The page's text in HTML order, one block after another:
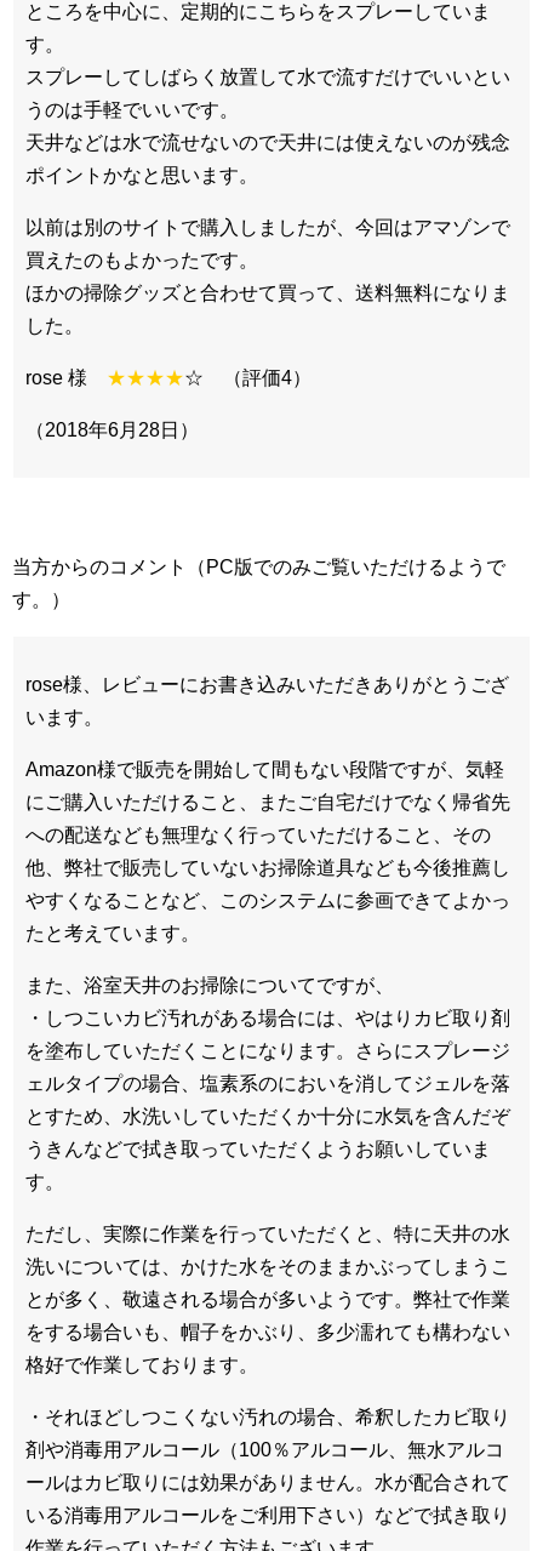
ところを中心に、定期的にこちらをスプレーしていま
す。
スプレーしてしばらく放置して水で流すだけでいいとい
うのは手軽でいいです。
天井などは水で流せないので天井には使えないのが残念
ポイントかなと思います。
以前は別のサイトで購入しましたが、今回はアマゾンで
買えたのもよかったです。
ほかの掃除グッズと合わせて買って、送料無料になりま
した。
rose 様 ★★★★☆ （評価4）
（2018年6月28日）
当方からのコメント（PC版でのみご覧いただけるようで
す。）
rose様、レビューにお書き込みいただきありがとうござ
います。
Amazon様で販売を開始して間もない段階ですが、気軽
にご購入いただけること、またご自宅だけでなく帰省先
への配送なども無理なく行っていただけること、その
他、弊社で販売していないお掃除道具なども今後推薦し
やすくなることなど、このシステムに参画できてよかっ
たと考えています。
また、浴室天井のお掃除についてですが、
・しつこいカビ汚れがある場合には、やはりカビ取り剤
を塗布していただくことになります。さらにスプレージ
ェルタイプの場合、塩素系のにおいを消してジェルを落
とすため、水洗いしていただくか十分に水気を含んだぞ
うきんなどで拭き取っていただくようお願いしていま
す。
ただし、実際に作業を行っていただくと、特に天井の水
洗いについては、かけた水をそのままかぶってしまうこ
とが多く、敬遠される場合が多いようです。弊社で作業
をする場合いも、帽子をかぶり、多少濡れても構わない
格好で作業しております。
・それほどしつこくない汚れの場合、希釈したカビ取り
剤や消毒用アルコール（100％アルコール、無水アルコ
ールはカビ取りには効果がありません。水が配合されて
いる消毒用アルコールをご利用下さい）などで拭き取り